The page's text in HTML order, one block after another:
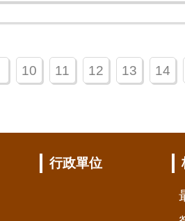
10 11 12 13 14
行政單位